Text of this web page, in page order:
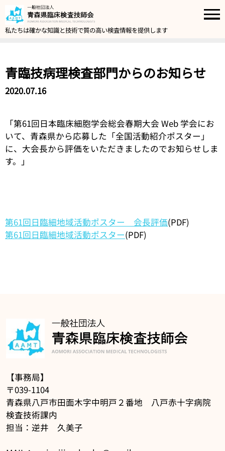
私たちは確かな知識と技術で質の高い検査情報を提供します
青臨技病理検査部門からのお知らせ
2020.07.16
「第61回日本臨床細胞学会総会春期大会 Web 学会にお
いて、青森県から応募した「全国活動紹介ポスター」
に、大会長から評価をいただきましたのでお知らせしま
す。」
第61回日臨細地域活動ポスター 会長評価(PDF)
第61回日臨細地域活動ポスター(PDF)
【事務局】
〒039-1104
青森県八戸市田面木字中明戸２番地 八戸赤十字病院
検査技術課内
担当：逆井 久美子